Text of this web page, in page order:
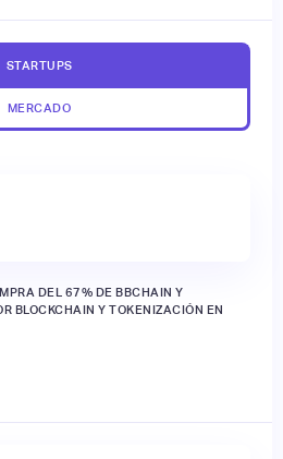
STARTUPS
MERCADO
DEL 67% DE BBCHAIN Y
BLOCKCHAIN Y TOKENIZACIÓN EN